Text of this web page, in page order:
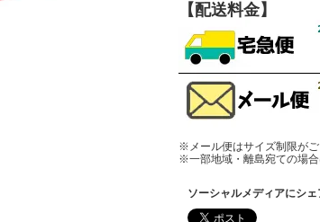
【配送料金】
※メール便はサイズ制限がご
※一部地域・離島宛ての場合
ソーシャルメディアにシェ